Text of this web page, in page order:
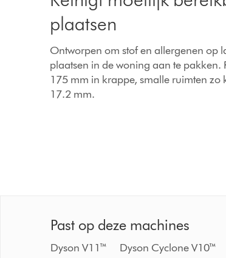
plaatsen
Ontworpen om stof en allergenen op
plaatsen in de woning aan te pakken.
175 mm in krappe, smalle ruimten zo
17.2 mm.
Past op deze machines
Dyson V11™ Dyson Cyclone